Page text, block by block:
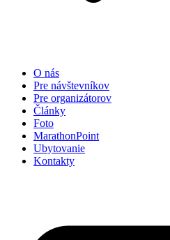
O nás
Pre návštevníkov
Pre organizátorov
Články
Foto
MarathonPoint
Ubytovanie
Kontakty